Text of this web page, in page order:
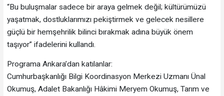
“Bu buluşmalar sadece bir araya gelmek değil; kültürümüzü
yaşatmak, dostluklarımızı pekiştirmek ve gelecek nesillere
güçlü bir hemşehrilik bilinci bırakmak adına büyük önem
taşıyor” ifadelerini kullandı.
Programa Ankara’dan katılanlar:
Cumhurbaşkanlığı Bilgi Koordinasyon Merkezi Uzmanı Ünal
Okumuş, Adalet Bakanlığı Hâkimi Meryem Okumuş, Tarım ve